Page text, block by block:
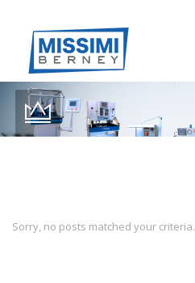
Sorry, no posts matched your criteria.